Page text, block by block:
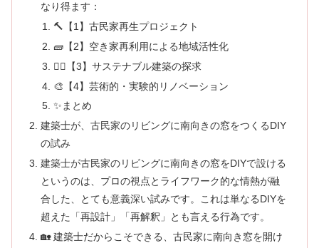
なり得ます：
🔨【1】古民家再生プロジェクト
🧱【2】空き家再利用による地域活性化
🧘‍♀️【3】サステナブル建築の探求
🎨【4】芸術的・実験的リノベーション
✨まとめ
建築士が、古民家のリビングに南向きの窓をつくるDIY
の試み
建築士が古民家のリビングに南向きの窓をDIYで設ける
というのは、プロの視点とライフワーク的な情熱が融
合した、とても意義深い試みです。これは単なるDIYを
超えた「再設計」「再解釈」とも言える行為です。
🏡 建築士だからこそできる、古民家に南向き窓を開け